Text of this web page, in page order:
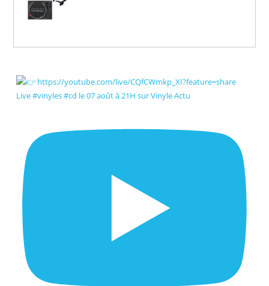
Live #vinyles #cd le 07 août à 21H sur Vinyle Actu